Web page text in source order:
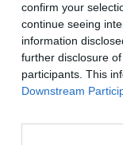
confirm your
continue seeing
information
further disclosure
participants. This
Downstream